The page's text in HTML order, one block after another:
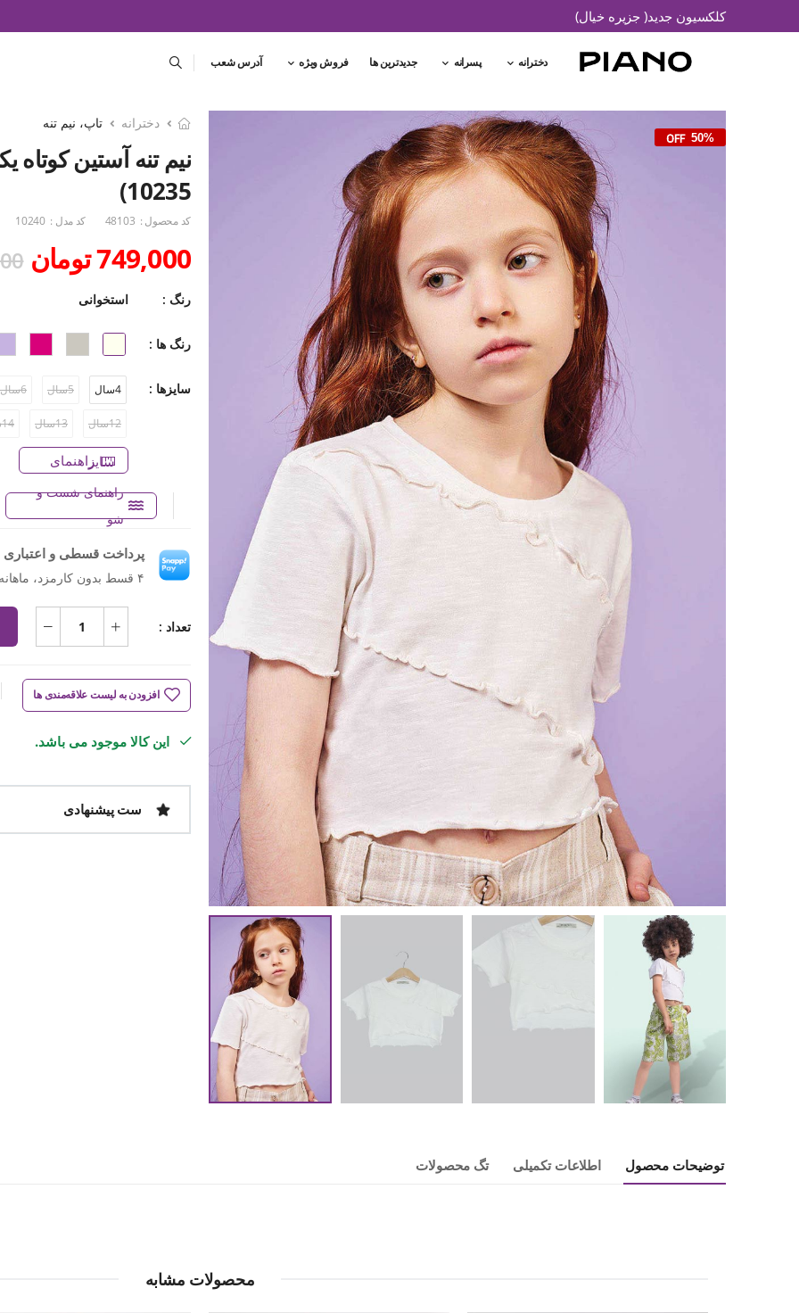
کلکسیون جدید( جزیره خیال)
دخترانه پسرانه جدیدترین ها فروش ویژه آدرس شعب
50%
دخترانه تاپ، نیم تنه
نیم تنه آستین
10235)
کد محصول : 48103 کد مدل : 10240
749,000 تومان
رنگ : استخوانی
رنگ ها :
سایزها : 4سال 5سال 6سال
12سال 13سال 14سال
راهنمای سایز
راهنمای شست و
شو
پرداخت قسطی و اعتباری
۴ قسط بدون کارمزد، ماهانه ۱۸۷٬۲۵۰ تومان
تعداد :
افزودن به لیست علاقه‌مندی ها
این کالا موجود می باشد.
ست پیشنهادی
توضیحات محصول اطلاعات تکمیلی تگ محصولات
محصولات مشابه